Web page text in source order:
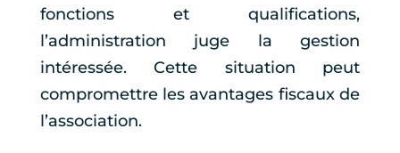
fonctions et qualifications,
l’administration juge la gestion
intéressée. Cette situation peut
compromettre les avantages fiscaux de
l’association.